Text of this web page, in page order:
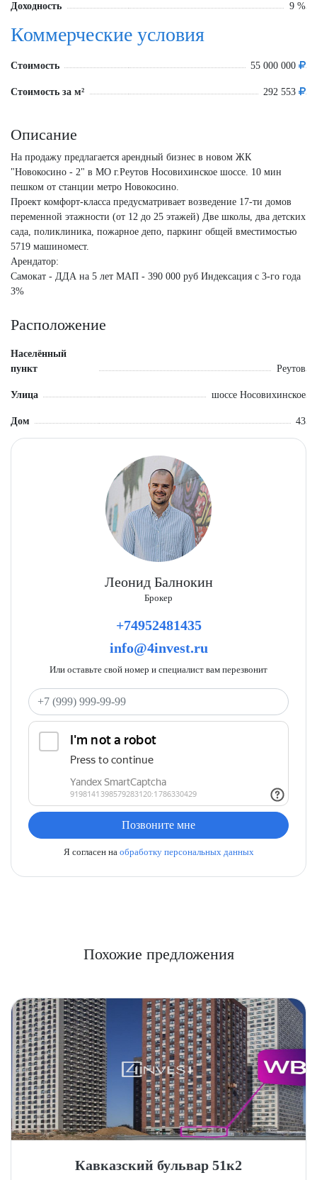
Доходность 9 %
Коммерческие условия
Стоимость 55 000 000
Стоимость за м² 292 553
Описание
На продажу предлагается арендный бизнес в новом ЖК
"Новокосино - 2" в МО г.Реутов Носовихинское шоссе. 10 мин
пешком от станции метро Новокосино.
Проект комфорт-класса предусматривает возведение 17-ти домов
переменной этажности (от 12 до 25 этажей) Две школы, два детских
сада, поликлиника, пожарное депо, паркинг общей вместимостью
5719 машиномест.
Арендатор:
Самокат - ДДА на 5 лет МАП - 390 000 руб Индексация с 3-го года
3%
Расположение
Населённый
пункт
Реутов
Улица шоссе Носовихинское
Дом 43
Леонид Балнокин
Брокер
+74952481435
info@4invest.ru
Или оставьте свой номер и специалист вам перезвонит
Позвоните мне
Я согласен на обработку персональных данных
Похожие предложения
Кавказский бульвар 51к2